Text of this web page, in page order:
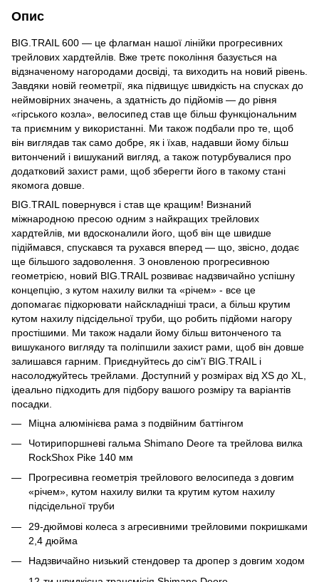
Опис
BIG.TRAIL 600 — це флагман нашої лінійки прогресивних
трейлових хардтейлів. Вже третє покоління базується на
відзначеному нагородами досвіді, та виходить на новий рівень.
Завдяки новій геометрії, яка підвищує швидкість на спусках до
неймовірних значень, а здатність до підйомів — до рівня
«гірського козла», велосипед став ще більш функціональним
та приємним у використанні. Ми також подбали про те, щоб
він виглядав так само добре, як і їхав, надавши йому більш
витончений і вишуканий вигляд, а також потурбувалися про
додатковий захист рами, щоб зберегти його в такому стані
якомога довше.
BIG.TRAIL повернувся і став ще кращим! Визнаний
міжнародною пресою одним з найкращих трейлових
хардтейлів, ми вдосконалили його, щоб він ще швидше
підіймався, спускався та рухався вперед — що, звісно, додає
ще більшого задоволення. З оновленою прогресивною
геометрією, новий BIG.TRAIL розвиває надзвичайно успішну
концепцію, з кутом нахилу вилки та «річем» - все це
допомагає підкорювати найскладніші траси, а більш крутим
кутом нахилу підсідельної труби, що робить підйоми нагору
простішими. Ми також надали йому більш витонченого та
вишуканого вигляду та поліпшили захист рами, щоб він довше
залишався гарним. Приєднуйтесь до сім'ї BIG.TRAIL і
насолоджуйтесь трейлами. Доступний у розмірах від XS до XL,
ідеально підходить для підбору вашого розміру та варіантів
посадки.
Міцна алюмінієва рама з подвійним баттінгом
Чотирипоршневі гальма Shimano Deore та трейлова вилка
RockShox Pike 140 мм
Прогресивна геометрія трейлового велосипеда з довгим
«річем», кутом нахилу вилки та крутим кутом нахилу
підсідельної труби
29-дюймові колеса з агресивними трейловими покришками
2,4 дюйма
Надзвичайно низький стендовер та дропер з довгим ходом